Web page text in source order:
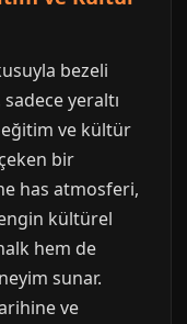
bezeli
yeraltı
eğitim ve kültür
bir
has atmosferi,
kültürel
hem de
sunar.
ve